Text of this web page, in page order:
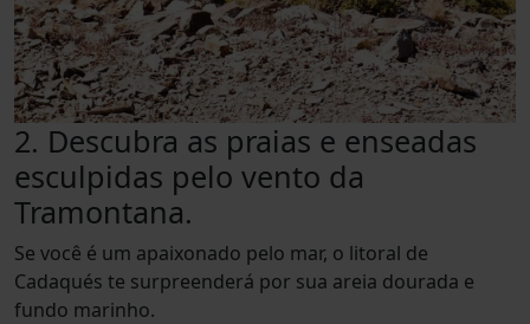
2. Descubra as praias e enseadas
esculpidas pelo vento da
Tramontana.
Se você é um apaixonado pelo mar, o litoral de
Cadaqués te surpreenderá por sua areia dourada e
fundo marinho.